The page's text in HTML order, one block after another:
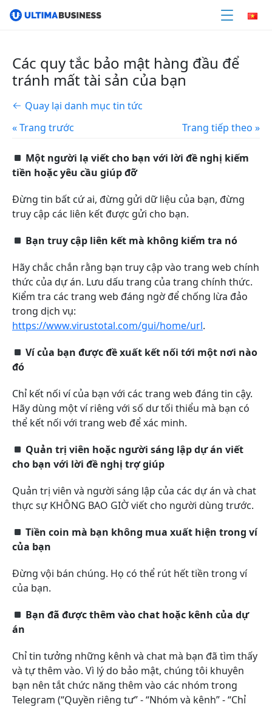
Các quy tắc bảo mật hàng đầu để
tránh mất tài sản của bạn
Quay lại danh mục tin tức
« Trang trước
Trang tiếp theo »
Một người lạ viết cho bạn với lời đề nghị kiếm
tiền hoặc yêu cầu giúp đỡ
Đừng tin bất cứ ai, đừng gửi dữ liệu của bạn, đừng
truy cập các liên kết được gửi cho bạn.
Bạn truy cập liên kết mà không kiểm tra nó
Hãy chắc chắn rằng bạn truy cập vào trang web chính
thức của dự án. Lưu dấu trang của trang chính thức.
Kiểm tra các trang web đáng ngờ để chống lừa đảo
trong dịch vụ:
https://www.virustotal.com/gui/home/url.
Ví của bạn được đề xuất kết nối tới một nơi nào
đó
Chỉ kết nối ví của bạn với các trang web đáng tin cậy.
Hãy dùng một ví riêng với số dư tối thiểu mà bạn có
thể kết nối với trang web để xác minh.
Quản trị viên hoặc người sáng lập dự án viết
cho bạn với lời đề nghị trợ giúp
Quản trị viên và người sáng lập của các dự án và chat
thực sự KHÔNG BAO GIỜ viết cho người dùng trước.
Tiền coin mà bạn không mua xuất hiện trong ví
của bạn
Đừng vội bán chúng. Họ có thể rút hết tiền trong ví
của bạn.
Bạn đã được thêm vào chat hoặc kênh của dự
án
Chỉ tin tưởng những kênh và chat mà bạn đã tìm thấy
và tự thêm vào. Vì lý do bảo mật, chúng tôi khuyên
bạn nên tắt chức năng thêm vào các nhóm trong
Telegram (“Quyền riêng tư” - “Nhóm và kênh” - “Chỉ